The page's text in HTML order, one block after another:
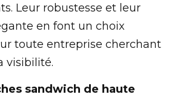
Leur robustesse et leur
en font un choix
toute entreprise cherchant
visibilité.
sandwich de haute